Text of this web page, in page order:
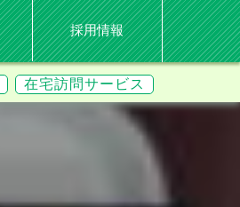
採用情報
在宅訪問サービス